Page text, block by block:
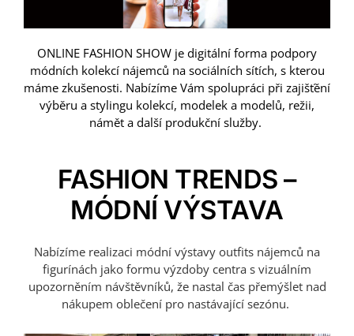
ONLINE FASHION SHOW je digitální forma podpory
módních kolekcí nájemců na sociálních sítích, s kterou
máme zkušenosti. Nabízíme Vám spolupráci při zajišťění
výběru a stylingu kolekcí, modelek a modelů, režii,
námět a další produkční služby.
FASHION TRENDS –
MÓDNÍ VÝSTAVA
Nabízíme realizaci módní výstavy outfits nájemců na
figurínách jako formu výzdoby centra s vizuálním
upozorněním návštěvníků, že nastal čas přemýšlet nad
nákupem oblečení pro nastávající sezónu.